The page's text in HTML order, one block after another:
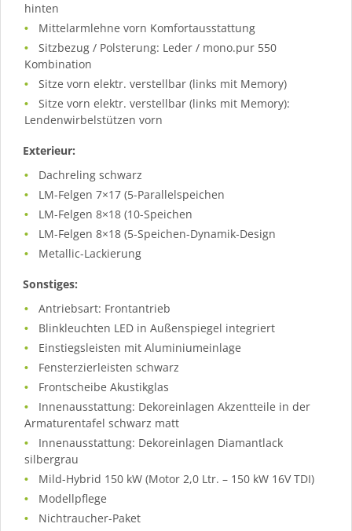
hinten
Mittelarmlehne vorn Komfortausstattung
Sitzbezug / Polsterung: Leder / mono.pur 550
Kombination
Sitze vorn elektr. verstellbar (links mit Memory)
Sitze vorn elektr. verstellbar (links mit Memory):
Lendenwirbelstützen vorn
Exterieur:
Dachreling schwarz
LM-Felgen 7×17 (5-Parallelspeichen
LM-Felgen 8×18 (10-Speichen
LM-Felgen 8×18 (5-Speichen-Dynamik-Design
Metallic-Lackierung
Sonstiges:
Antriebsart: Frontantrieb
Blinkleuchten LED in Außenspiegel integriert
Einstiegsleisten mit Aluminiumeinlage
Fensterzierleisten schwarz
Frontscheibe Akustikglas
Innenausstattung: Dekoreinlagen Akzentteile in der
Armaturentafel schwarz matt
Innenausstattung: Dekoreinlagen Diamantlack
silbergrau
Mild-Hybrid 150 kW (Motor 2,0 Ltr. – 150 kW 16V TDI)
Modellpflege
Nichtraucher-Paket